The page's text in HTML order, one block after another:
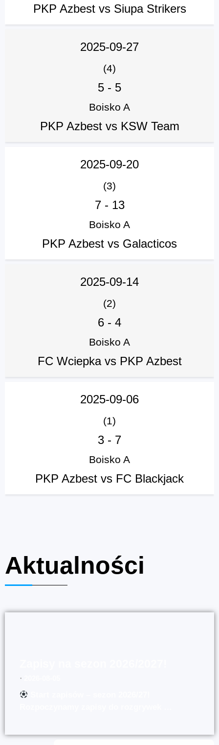
PKP Azbest vs Siupa Strikers
2025-09-27
(4)
5 - 5
Boisko A
PKP Azbest vs KSW Team
2025-09-20
(3)
7- 13
Boisko A
PKP Azbest vs Galacticos
2025-09-14
(2)
6 - 4
Boisko A
FC Wciepka vs PKP Azbest
2025-09-06
(1)
3 - 7
Boisko A
PKP Azbest vs FC Blackjack
Aktualności
⋅